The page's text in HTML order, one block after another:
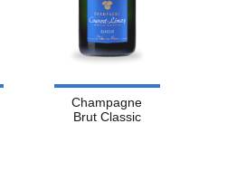
Champagne
Brut Classic